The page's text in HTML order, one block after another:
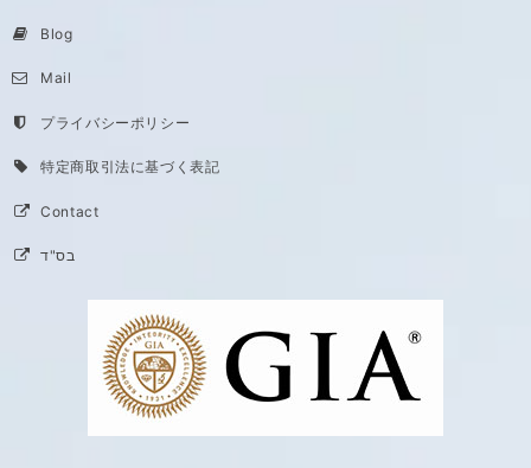
Blog
Mail
プライバシーポリシー
特定商取引法に基づく表記
Contact
בס"ד